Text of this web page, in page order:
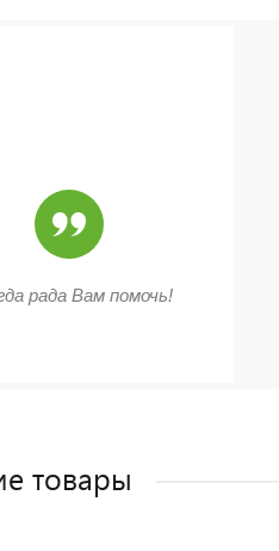
рада Вам помочь!
товары